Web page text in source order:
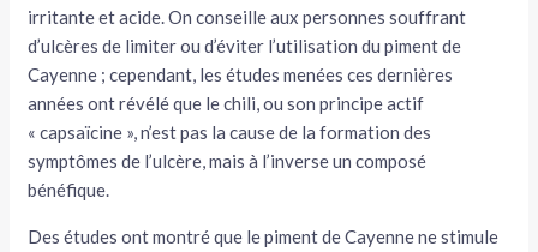
irritante et acide. On conseille aux personnes souffrant
d’ulcères de limiter ou d’éviter l’utilisation du piment de
Cayenne ; cependant, les études menées ces dernières
années ont révélé que le chili, ou son principe actif
« capsaïcine », n’est pas la cause de la formation des
symptômes de l’ulcère, mais à l’inverse un composé
bénéfique.
Des études ont montré que le piment de Cayenne ne stimule